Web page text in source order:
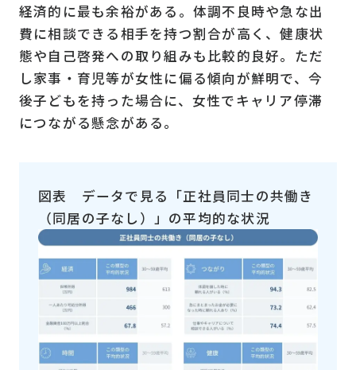
経済的に最も余裕がある。体調不良時や急な出
費に相談できる相手を持つ割合が高く、健康状
態や自己啓発への取り組みも比較的良好。ただ
し家事・育児等が女性に偏る傾向が鮮明で、今
後子どもを持った場合に、女性でキャリア停滞
につながる懸念がある。
図表 データで見る「正社員同士の共働き
（同居の子なし）」の平均的な状況